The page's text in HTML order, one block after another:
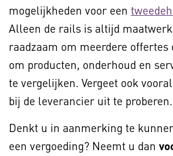
mogelijkheden voor een
Alleen de rails is altijd
raadzaam om meerdere offertes
om producten, onderhoud en
te vergelijken. Vergeet ook
bij de leverancier uit te proberen.
Denkt u in aanmerking te
een vergoeding? Neemt u dan